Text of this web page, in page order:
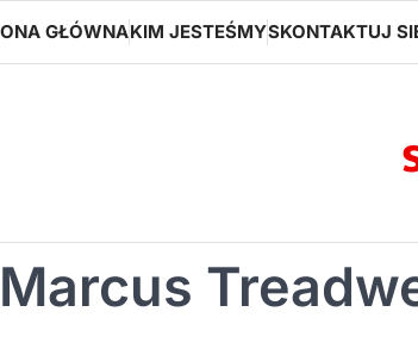
GŁÓWNAKIM JESTEŚMYSKONTAKTUJ
Marcus